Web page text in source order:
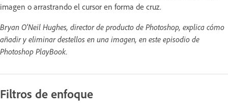
imagen o arrastrando el cursor en forma de cruz.
Bryan O'Neil Hughes, director de producto de Photoshop, explica cómo
añadir y eliminar destellos en una imagen, en este episodio de
Photoshop PlayBook.
Filtros de enfoque